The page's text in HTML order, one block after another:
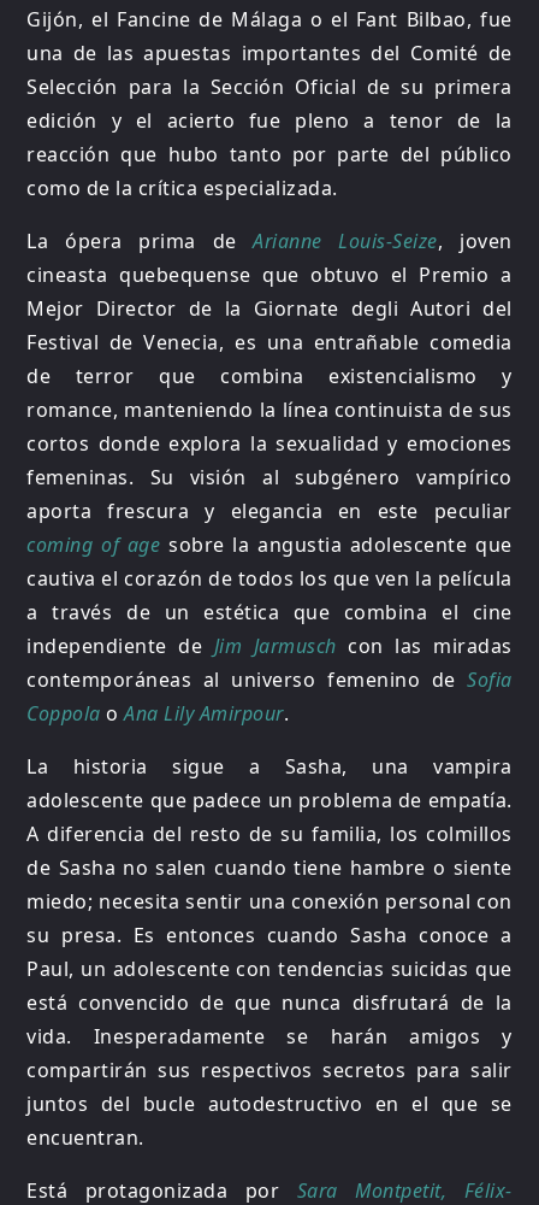
Gijón, el Fancine de Málaga o el Fant Bilbao, fue
una de las apuestas importantes del Comité de
Selección para la Sección Oficial de su primera
edición y el acierto fue pleno a tenor de la
reacción que hubo tanto por parte del público
como de la crítica especializada.
La ópera prima deArianne Louis-Seize, joven
cineasta quebequense que obtuvo el Premio a
Mejor Director de la Giornate degli Autori del
Festival de Venecia, es una entrañable comedia
de terror que combina existencialismo y
romance, manteniendo la línea continuista de sus
cortos donde explora la sexualidad y emociones
femeninas. Su visión al subgénero vampírico
aporta frescura y elegancia en este peculiar
coming of age sobre la angustia adolescente que
cautiva el corazón de todos los que ven la película
a través de un estética que combina el cine
independiente de Jim Jarmusch con las miradas
contemporáneas al universo femenino deSofia
Coppola oAna Lily Amirpour.
La historia sigue a Sasha, una vampira
adolescente que padece un problema de empatía.
A diferencia del resto de su familia, los colmillos
de Sasha no salen cuando tiene hambre o siente
miedo; necesita sentir una conexión personal con
su presa. Es entonces cuando Sasha conoce a
Paul, un adolescente con tendencias suicidas que
está convencido de que nunca disfrutará de la
vida. Inesperadamente se harán amigos y
compartirán sus respectivos secretos para salir
juntos del bucle autodestructivo en el que se
encuentran.
Está protagonizada por Sara Montpetit, Félix-